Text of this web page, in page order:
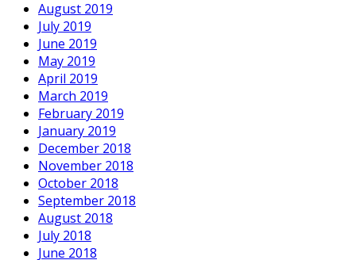
August 2019
July 2019
June 2019
May 2019
April 2019
March 2019
February 2019
January 2019
December 2018
November 2018
October 2018
September 2018
August 2018
July 2018
June 2018